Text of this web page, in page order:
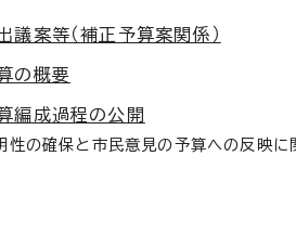
案等（補正予算案関係）
の概要
編成過程の公開
性の確保と市民意見の予算への反映に